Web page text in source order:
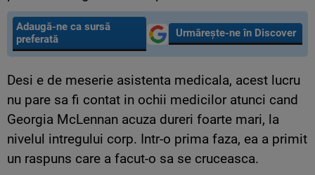
Adaugă-ne ca sursă
preferată
Urmărește-ne în Discover
Desi e de meserie asistenta medicala, acest lucru
nu pare sa fi contat in ochii medicilor atunci cand
Georgia McLennan acuza dureri foarte mari, la
nivelul intregului corp. Intr-o prima faza, ea a primit
un raspuns care a facut-o sa se cruceasca.